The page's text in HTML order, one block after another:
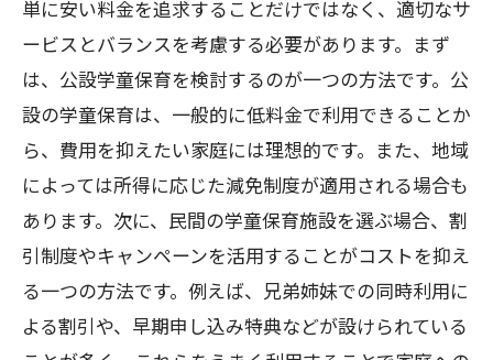
単に安い料金を追求することだけではなく、適切なサ
ービスとバランスを考慮する必要があります。まず
は、公設学童保育を検討するのが一つの方法です。公
設の学童保育は、一般的に低料金で利用できることか
ら、費用を抑えたい家庭には理想的です。また、地域
によっては所得に応じた減免制度が適用される場合も
あります。次に、民間の学童保育施設を選ぶ場合、割
引制度やキャンペーンを活用することがコストを抑え
る一つの方法です。例えば、兄弟姉妹での同時利用に
よる割引や、早期申し込み特典などが設けられている